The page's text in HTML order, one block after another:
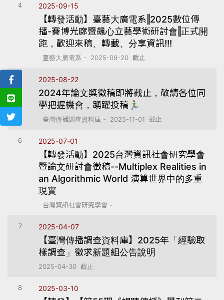
4 2025-09-15
【轉發活動】臺藝大廣電系‖2025數位傳
播-賽博光廊暨飆心立藝學術研討會‖正式開
跑，歡迎來稿、轉載、分享資訊!!!
臺藝大廣電系 - 2025-09-20 截止
2025-08-22
2024年論文獎徵稿即將截止，敬請各位同
學把握機會，踴躍投稿🏃‍♂
臺灣傳播調查資料庫 - 2025-11-01 截止
6 2025-07-01
【轉發活動】2025台灣資訊社會研究學會
暨論文研討會徵稿--Multiplex Realities in
an Algorithmic World 演算世界中的多重
現實
台灣資訊社會研究學會 -
7 2025-04-07
【臺灣傳播調查資料庫】2025年「經驗取
樣調查」徵求新題組公告說明
2025-04-30 截止
8 2025-03-10